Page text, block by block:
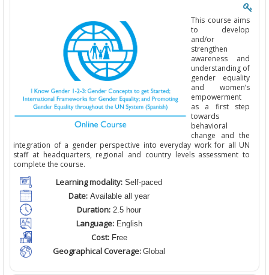
This course aims
to develop
and/or
strengthen
awareness and
understanding of
gender equality
and women’s
empowerment
as a first step
towards
behavioral
change and the
integration of a gender perspective into everyday work for all UN
staff at headquarters, regional and country levels assessment to
complete the course.
Learning modality: Self-paced
Date: Available all year
Duration: 2.5 hour
Language:English
Cost:Free
Geographical Coverage: Global